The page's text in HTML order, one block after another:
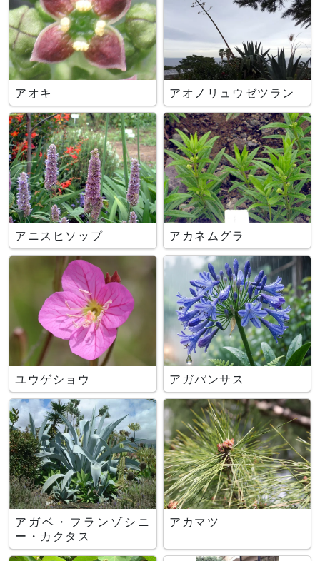
アオキ アオノリュウゼツラン
アニスヒソップ アカネムグラ
ユウゲショウ アガパンサス
アガベ・フランゾシニ
ー・カクタス
アカマツ